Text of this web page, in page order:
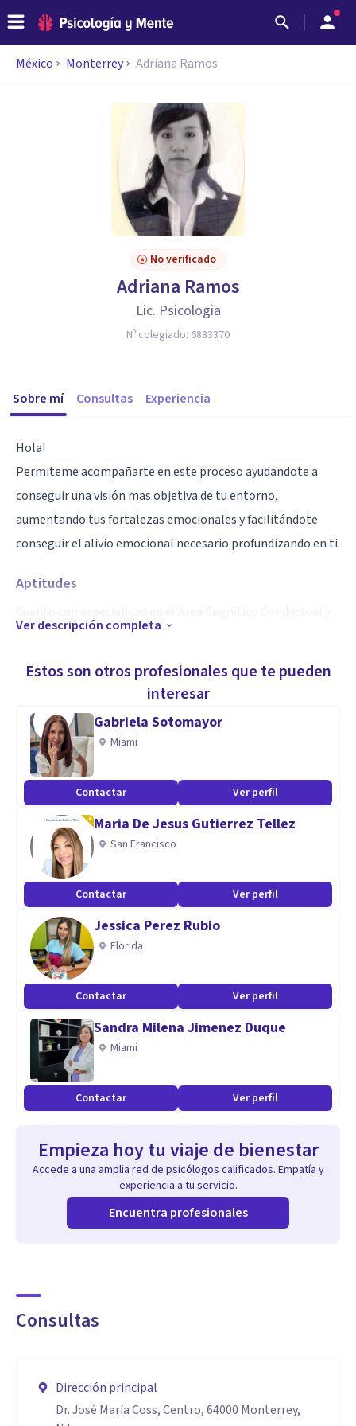
México Monterrey Adriana Ramos
No verificado
Adriana Ramos
Lic. Psicologia
Nº colegiado: 6883370
Sobre mí Consultas Experiencia
Hola!
Permiteme acompañarte en este proceso ayudandote a
conseguir una visión mas objetiva de tu entorno,
aumentando tus fortalezas emocionales y facilitándote
conseguir el alivio emocional necesario profundizando en ti.
Aptitudes
estudios en Hipnosis Clínica, Terapia Breve Sistemica y
Ver descripción completa
Estos son otros profesionales que te pueden
interesar
Gabriela Sotomayor
Miami
Contactar Ver perfil
Maria De Jesus Gutierrez Tellez
San Francisco
Contactar Ver perfil
Jessica Perez Rubio
Florida
Contactar Ver perfil
Sandra Milena Jimenez Duque
Miami
Contactar Ver perfil
Empieza hoy tu viaje de bienestar
Accede a una amplia red de psicólogos calificados. Empatía y
experiencia a tu servicio.
Encuentra profesionales
Consultas
Dirección principal
Dr. José María Coss, Centro, 64000 Monterrey,